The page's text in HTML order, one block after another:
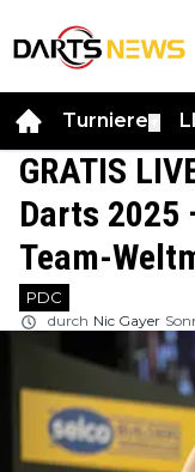
Turniere
GRATIS
Darts 2025
Team-
PDC
durch Nic Gayer